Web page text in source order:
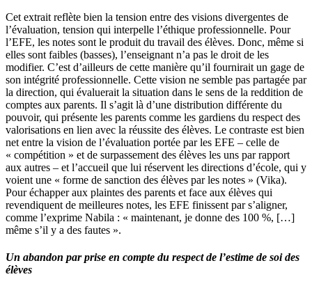
Cet extrait reflète bien la tension entre des visions divergentes de
l’évaluation, tension qui interpelle l’éthique professionnelle. Pour
l’EFE, les notes sont le produit du travail des élèves. Donc, même si
elles sont faibles (basses), l’enseignant n’a pas le droit de les
modifier. C’est d’ailleurs de cette manière qu’il fournirait un gage de
son intégrité professionnelle. Cette vision ne semble pas partagée par
la direction, qui évaluerait la situation dans le sens de la reddition de
comptes aux parents. Il s’agit là d’une distribution différente du
pouvoir, qui présente les parents comme les gardiens du respect des
valorisations en lien avec la réussite des élèves. Le contraste est bien
net entre la vision de l’évaluation portée par les EFE – celle de
« compétition » et de surpassement des élèves les uns par rapport
aux autres – et l’accueil que lui réservent les directions d’école, qui y
voient une « forme de sanction des élèves par les notes » (Vika).
Pour échapper aux plaintes des parents et face aux élèves qui
revendiquent de meilleures notes, les EFE finissent par s’aligner,
comme l’exprime Nabila : « maintenant, je donne des 100 %, […]
même s’il y a des fautes ».
Un abandon par prise en compte du respect de l’estime de soi des
élèves